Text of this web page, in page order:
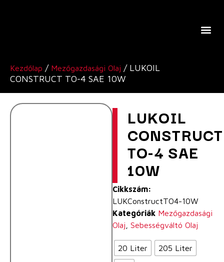
Kezdőlap / Mezőgazdasági Olaj / LUKOIL
CONSTRUCT TO-4 SAE 10W
LUKOIL
CONSTRUCT
TO-4 SAE
10W
Cikkszám:
LUKConstructTO4-10W
Kategóriák Mezőgazdasági
Olaj
Sebességváltó Olaj
20 Liter 205 Liter